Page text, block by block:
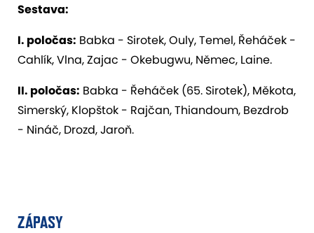
Sestava:
I. poločas: Babka - Sirotek, Ouly, Temel, Řeháček -
Cahlík, Vlna, Zajac - Okebugwu, Němec, Laine.
II. poločas: Babka - Řeháček (65. Sirotek), Měkota,
Simerský, Klopštok - Rajčan, Thiandoum, Bezdrob
- Nináč, Drozd, Jaroň.
ZÁPASY